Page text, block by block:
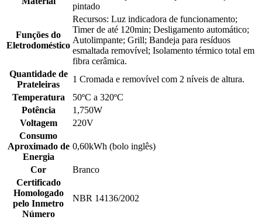
pintado
Funções do
Eletrodoméstico
Recursos: Luz indicadora de funcionamento;
Timer de até 120min; Desligamento automático;
Autolimpante; Grill; Bandeja para resíduos
esmaltada removível; Isolamento térmico total em
fibra cerâmica.
Quantidade de
Prateleiras
1 Cromada e removível com 2 níveis de altura.
Temperatura
50ºC a 320ºC
Potência
1,750W
Voltagem
220V
Consumo
Aproximado de
Energia
0,60kWh (bolo inglês)
Cor
Branco
Certificado
Homologado
pelo Inmetro
Número
NBR 14136/2002